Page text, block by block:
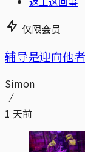
仅限会员
辅导是迎向他
Simon
1 天前